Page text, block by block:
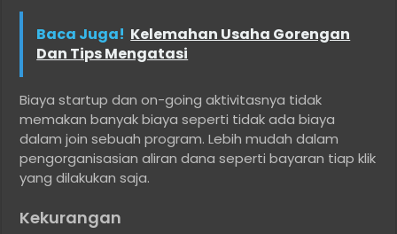
Baca Juga! Kelemahan Usaha Gorengan
Dan Tips Mengatasi
Biaya startup dan on-going aktivitasnya tidak
memakan banyak biaya seperti tidak ada biaya
dalam join sebuah program. Lebih mudah dalam
pengorganisasian aliran dana seperti bayaran tiap klik
yang dilakukan saja.
Kekurangan